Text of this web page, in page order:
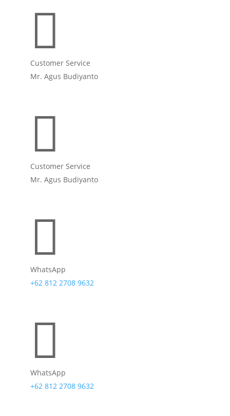

Customer Service
Mr. Agus Budiyanto

Customer Service
Mr. Agus Budiyanto

WhatsApp
+62 812 2708 9632

WhatsApp
+62 812 2708 9632